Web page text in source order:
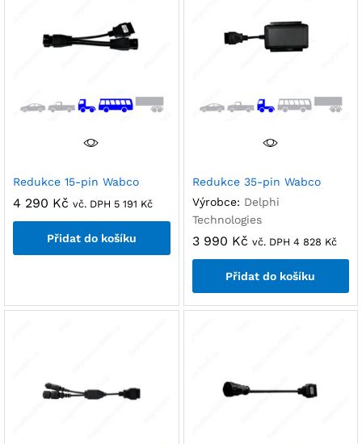
Redukce 15-pin Wabco
4 290 Kč vč. DPH 5 191 Kč
Přidat do košíku
Redukce 35-pin Wabco
Výrobce: Delphi
Technologies
3 990 Kč vč. DPH 4 828 Kč
Přidat do košíku